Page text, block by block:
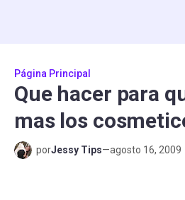
Página Principal
Que hacer para
mas los
porJessy Tips—agosto 16, 2009